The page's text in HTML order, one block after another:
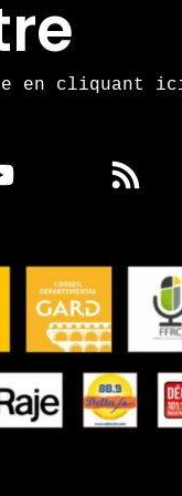
en cliquant